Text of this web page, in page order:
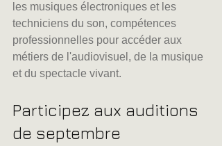
les musiques électroniques et les
techniciens du son, compétences
professionnelles pour accéder aux
métiers de l'audiovisuel, de la musique
et du spectacle vivant.
Participez aux auditions
de septembre